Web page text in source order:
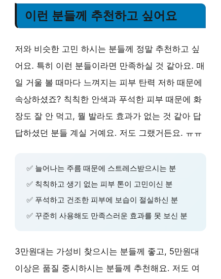
이런 분들께 추천하고 싶어요
저와 비슷한 고민 하시는 분들께 정말 추천하고 싶
어요. 특히 이런 분들이라면 만족하실 것 같아요. 매
일 거울 볼 때마다 느껴지는 피부 탄력 저하 때문에
속상하셨죠? 칙칙한 안색과 푸석한 피부 때문에 화
장도 잘 안 먹고, 뭘 발라도 효과가 없는 것 같아 답
답하셨던 분들 계실 거예요. 저도 그랬거든요. ㅠㅠ
✅ 늘어나는 주름 때문에 스트레스받으시는 분
✅ 칙칙하고 생기 없는 피부 톤이 고민이신 분
✅ 푸석하고 건조한 피부에 보습이 절실하신 분
✅ 꾸준히 사용해도 만족스러운 효과를 못 보신 분
3만원대는 가성비 찾으시는 분들께 좋고, 5만원대
이상은 품질 중시하시는 분들께 추천해요. 저도 여